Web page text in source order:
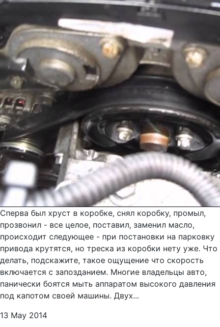
Сперва был хруст в коробке, снял коробку, промыл,
прозвонил - все целое, поставил, заменил масло,
происходит следующее - при постановки на парковку
привода крутятся, но треска из коробки нету уже. Что
делать, подскажите, такое ощущение что скорость
включается с запозданием. Многие владельцы авто,
панически боятся мыть аппаратом высокого давления
под капотом своей машины. Двух...
13 May 2014